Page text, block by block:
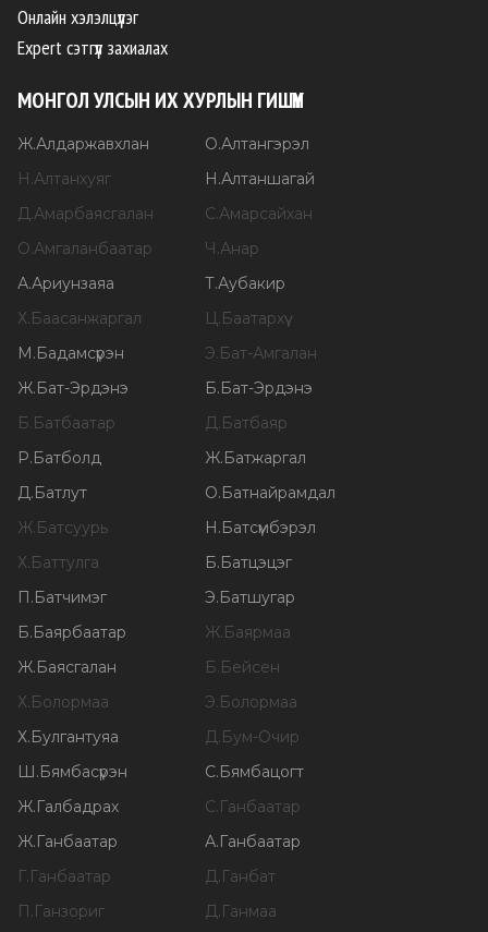
Онлайн хэлэлцүүлэг
Expert сэтгүүл захиалах
МОНГОЛ УЛСЫН ИХ ХУРЛЫН ГИШҮҮН
Ж.Алдаржавхлан О.Алтангэрэл
Н.Алтанхуяг Н.Алтаншагай
Д.Амарбаясгалан С.Амарсайхан
О.Амгаланбаатар Ч.Анар
А.Ариунзаяа Т.Аубакир
Х.Баасанжаргал Ц.Баатархүү
М.Бадамсүрэн Э.Бат-Амгалан
Ж.Бат-Эрдэнэ Б.Бат-Эрдэнэ
Б.Батбаатар Д.Батбаяр
Р.Батболд Ж.Батжаргал
Д.Батлут О.Батнайрамдал
Ж.Батсуурь Н.Батсүмбэрэл
Х.Баттулга Б.Батцэцэг
П.Батчимэг Э.Батшугар
Б.Баярбаатар Ж.Баярмаа
Ж.Баясгалан Б.Бейсен
Х.Болормаа Э.Болормаа
Х.Булгантуяа Д.Бум-Очир
Ш.Бямбасүрэн С.Бямбацогт
Ж.Галбадрах С.Ганбаатар
Ж.Ганбаатар А.Ганбаатар
Г.Ганбаатар Д.Ганбат
П.Ганзориг Д.Ганмаа